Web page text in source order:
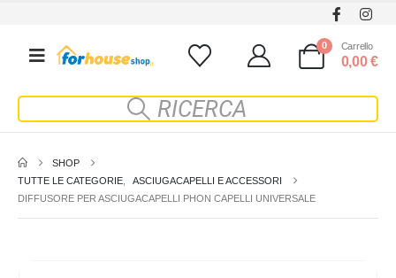
0 Carrello
0,00€
SHOP
TUTTE LE CATEGORIE
ASCIUGACAPELLI E ACCESSORI
DIFFUSORE PER ASCIUGACAPELLI PHON CAPELLI UNIVERSALE